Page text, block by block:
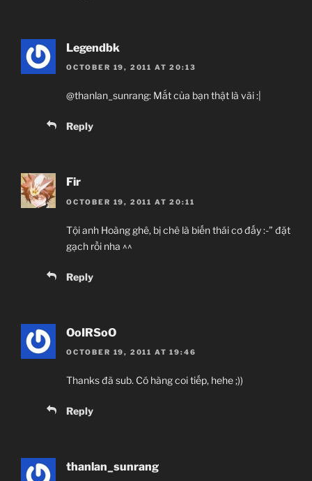
Legendbk
OCTOBER 19, 2011 AT 20:13
@thanlan_sunrang: Mắt của bạn thật là vãi :|
Reply
Fir
OCTOBER 19, 2011 AT 20:11
Tội anh Hoàng ghê, bị chê là biến thái cơ đấy :-” đặt
gạch rồi nha ^^
Reply
OoIRSoO
OCTOBER 19, 2011 AT 19:46
Thanks đã sub. Có hàng coi tiếp, hehe ;))
Reply
thanlan_sunrang